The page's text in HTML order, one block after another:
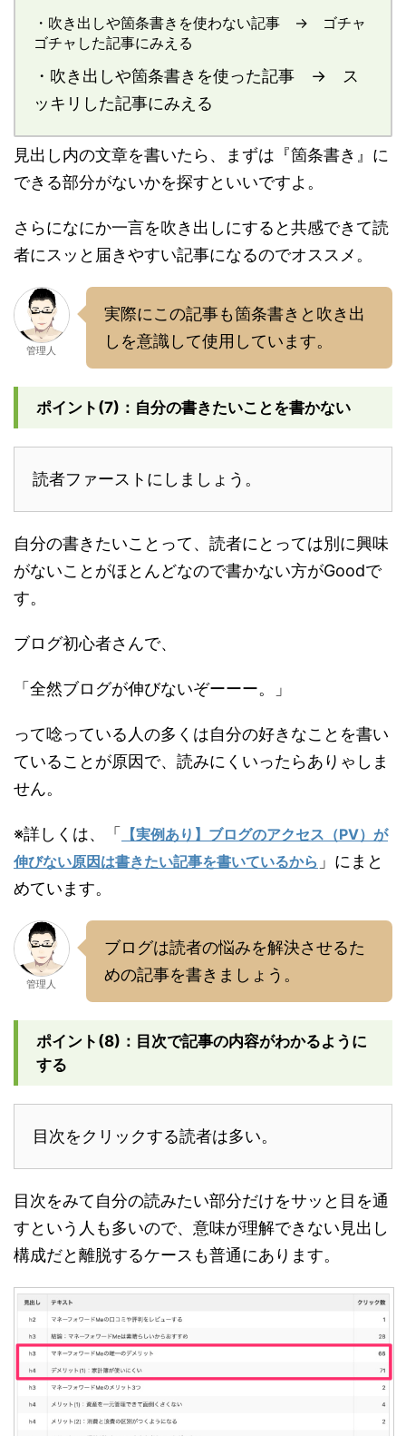
・吹き出しや箇条書きを使わない記事 → ゴチャ
ゴチャした記事にみえる
・吹き出しや箇条書きを使った記事 → ス
ッキリした記事にみえる
見出し内の文章を書いたら、まずは『箇条書き』に
できる部分がないかを探すといいですよ。
さらになにか一言を吹き出しにすると共感できて読
者にスッと届きやすい記事になるのでオススメ。
管理人
実際にこの記事も箇条書きと吹き出
しを意識して使用しています。
ポイント(7)：自分の書きたいことを書かない
読者ファーストにしましょう。
自分の書きたいことって、読者にとっては別に興味
がないことがほとんどなので書かない方がGoodで
す。
ブログ初心者さんで、
「全然ブログが伸びないぞーーー。」
って唸っている人の多くは自分の好きなことを書い
ていることが原因で、読みにくいったらありゃしま
せん。
※詳しくは、「
【実例あり】ブログのアクセス（PV）が
伸びない原因は書きたい記事を書いているから 」にまと
めています。
管理人
ブログは読者の悩みを解決させるた
めの記事を書きましょう。
ポイント(8)：目次で記事の内容がわかるように
する
目次をクリックする読者は多い。
目次をみて自分の読みたい部分だけをサッと目を通
すという人も多いので、意味が理解できない見出し
構成だと離脱するケースも普通にあります。